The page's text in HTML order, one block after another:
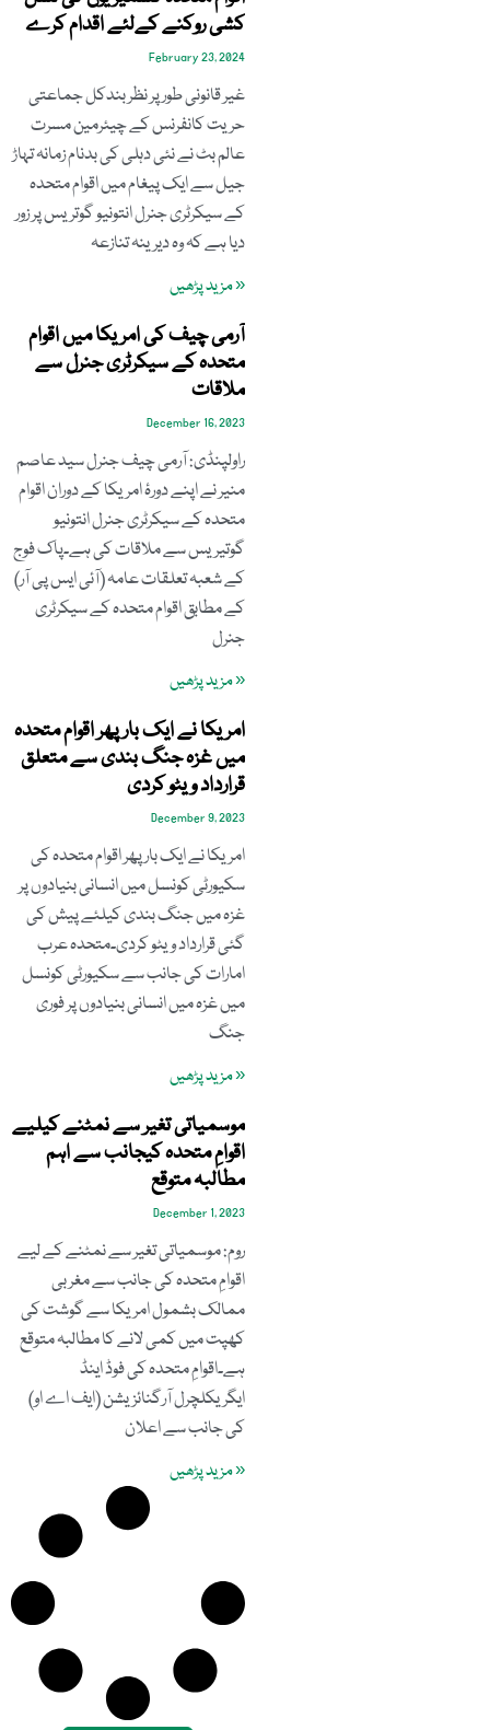
کشی روکنے کےلئے اقدام کرے
February 23, 2024
غیر قانونی طور پر نظربندکل جماعتی
حریت کانفرنس کے چیئرمین مسرت
عالم بٹ نے نئی دہلی کی بدنام زمانہ تہاڑ
جیل سے ایک پیغام میں اقوام متحدہ
کے سیکرٹری جنرل انتونیو گوتریس پر زور
دیا ہے کہ وہ دیرینہ تنازعہ
« مزید پڑھیں
آرمی چیف کی امریکا میں اقوام
متحدہ کے سیکرٹری جنرل سے
ملاقات
December 16, 2023
راولپنڈی: آرمی چیف جنرل سید عاصم
منیر نے اپنے دورۂ امریکا کے دوران اقوام
متحدہ کے سیکرٹری جنرل انتونیو
گوتیریس سے ملاقات کی ہے۔پاک فوج
کے شعبہ تعلقات عامہ (آئی ایس پی آر)
کے مطابق اقوام متحدہ کے سیکرٹری
جنرل
« مزید پڑھیں
امریکا نے ایک بار پھر اقوام متحدہ
میں غزہ جنگ بندی سے متعلق
قرارداد ویٹو کردی
December 9, 2023
امریکا نے ایک بار پھر اقوام متحدہ کی
سکیورٹی کونسل میں انسانی بنیادوں پر
غزہ میں جنگ بندی کیلئے پیش کی
گئی قرارداد ویٹو کردی۔متحدہ عرب
امارات کی جانب سے سکیورٹی کونسل
میں غزہ میں انسانی بنیادوں پر فوری
جنگ
« مزید پڑھیں
موسمیاتی تغیر سے نمٹنے کیلیے
اقوامِ متحدہ کیجانب سے اہم
مطالبہ متوقع
December 1, 2023
روم: موسمیاتی تغیر سے نمٹنے کے لیے
اقوامِ متحدہ کی جانب سے مغربی
ممالک بشمول امریکا سے گوشت کی
کھپت میں کمی لانے کا مطالبہ متوقع
ہے۔اقوامِ متحدہ کی فوڈ اینڈ
ایگریکلچرل آرگنائزیشن (ایف اے او)
کی جانب سے اعلان
« مزید پڑھیں